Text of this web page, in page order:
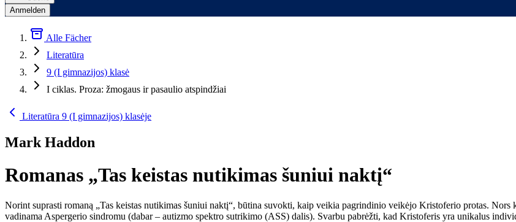
Anmelden
Alle Fächer
Literatūra
9 (I gimnazijos) klasė
I ciklas. Proza: žmogaus ir pasaulio atspindžiai
Literatūra 9 (I gimnazijos) klasėje
Mark Haddon
Romanas „Tas keistas nutikimas šuniui naktį“
Norint suprasti romaną „Tas keistas nutikimas šuniui naktį“, būtina suvokti, kaip veikia pagrindinio veikėjo Kristoferio protas.
vadinama Aspergerio sindromu (dabar – autizmo spektro sutrikimo (ASS) dalis). Svarbu pabrėžti, kad Kristoferis yra unikalus